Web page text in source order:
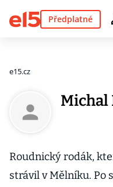
Předplatné
e15.cz
Michal
Roudnický rodák,
strávil v Mělníku. Po